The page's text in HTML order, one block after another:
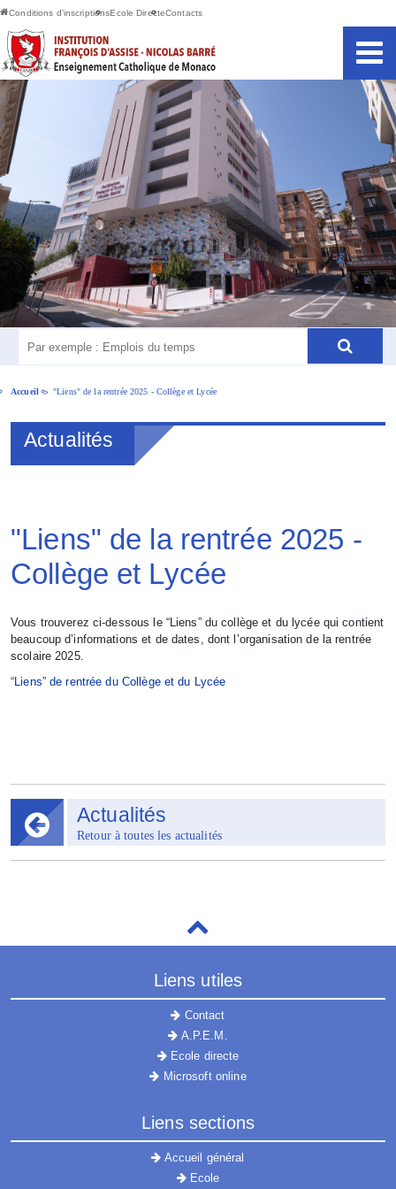
Conditions d’inscriptionsEcole DirecteContacts
Accueil > "Liens" de la rentrée 2025 - Collège et Lycée
Actualités
"Liens" de la rentrée 2025 -
Collège et Lycée
Vous trouverez ci-dessous le “Liens” du collège et du lycée qui contient
beaucoup d’informations et de dates, dont l’organisation de la rentrée
scolaire 2025.
“Liens” de rentrée du Collège et du Lycée
Actualités
Retour à toutes les actualités
Liens utiles
Contact
A.P.E.M.
Ecole directe
Microsoft online
Liens sections
Accueil général
Ecole